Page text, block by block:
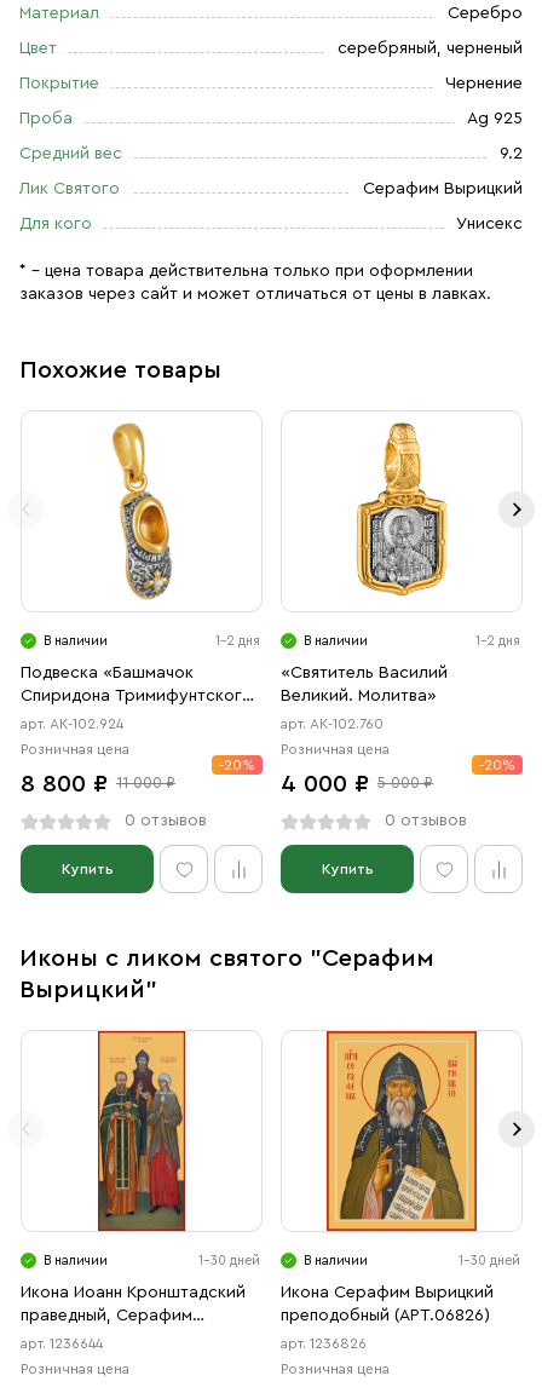
Материал Серебро
Цвет серебряный, черненый
Покрытие Чернение
Проба Ag 925
Средний вес 9.2
Лик Святого Серафим Вырицкий
Для кого Унисекс
* – цена товара действительна только при оформлении
заказов через сайт и может отличаться от цены в лавках.
Похожие товары
В наличии 1-2 дня
Подвеска «Башмачок
Спиридона Тримифунтского.
Молитва»
арт. АК-102.924
Розничная цена
8 800 ₽ 11 000 ₽
-20%
0 отзывов
Купить
В наличии 1-2 дня
«Святитель Василий
Великий. Молитва»
арт. АК-102.760
Розничная цена
4 000 ₽ 5 000 ₽
-20%
0 отзывов
Купить
Иконы с ликом святого "Серафим
Вырицкий"
В наличии 1-30 дней
Икона Иоанн Кронштадский
праведный, Серафим
Вырицкий преподобный,
Ксения Петербургская
арт. 1236644
Розничная цена
В наличии 1-30 дней
Икона Серафим Вырицкий
преподобный (АРТ.06826)
арт. 1236826
Розничная цена